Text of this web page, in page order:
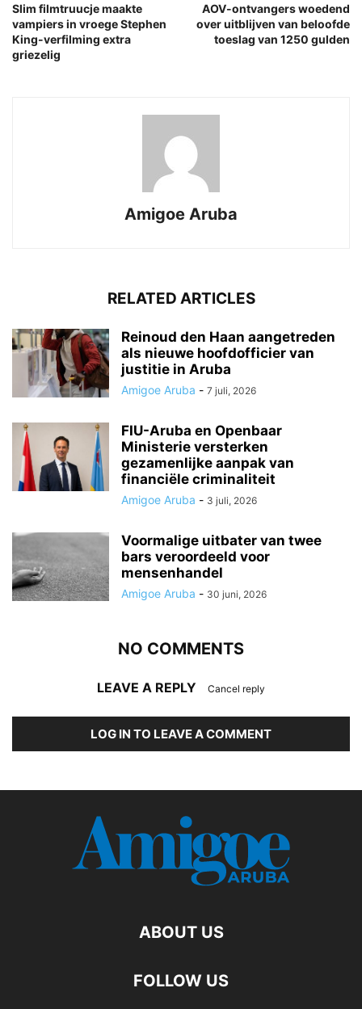
Slim filmtruucje maakte
vampiers in vroege Stephen
King-verfilming extra
griezelig
AOV-ontvangers woedend
over uitblijven van beloofde
toeslag van 1250 gulden
Amigoe Aruba
RELATED ARTICLES
Reinoud den Haan aangetreden
als nieuwe hoofdofficier van
justitie in Aruba
Amigoe Aruba - 7 juli, 2026
FIU-Aruba en Openbaar
Ministerie versterken
gezamenlijke aanpak van
financiële criminaliteit
Amigoe Aruba - 3 juli, 2026
Voormalige uitbater van twee
bars veroordeeld voor
mensenhandel
Amigoe Aruba - 30 juni, 2026
NO COMMENTS
LEAVE A REPLY Cancel reply
LOG IN TO LEAVE A COMMENT
ABOUT US
FOLLOW US